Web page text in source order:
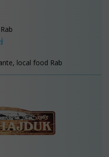
local food Rab